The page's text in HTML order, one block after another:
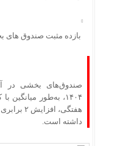
بازده مثبت صندوق های
صندوق‌های بخشی در
هفتگی،
داشته است.